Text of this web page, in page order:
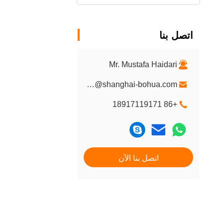
اتصل بنا
Mr. Mustafa Haidari
sales@shanghai-bohua.com
+86 18917119171
اتصل بنا الآن